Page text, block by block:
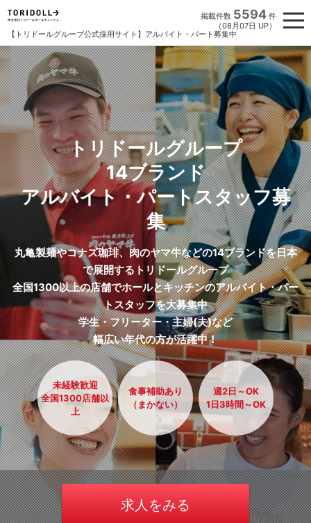
【トリドールグループ公式採用サイト】アルバイト・パート募集中
掲載件数 5594 件
（08月07日 UP）
トリドールグループ
14ブランド
アルバイト・パートスタッフ募
集
丸亀製麺やコナズ珈琲、肉のヤマ牛などの14ブランドを日本
で展開するトリドールグループ
全国1300以上の店舗でホールとキッチンのアルバイト・パー
トスタッフを大募集中
学生・フリーター・主婦(夫)など
幅広い年代の方が活躍中！
未経験歓迎
全国1300店舗以
上
食事補助あり
（まかない）
週2日～OK
1日3時間～OK
求人をみる